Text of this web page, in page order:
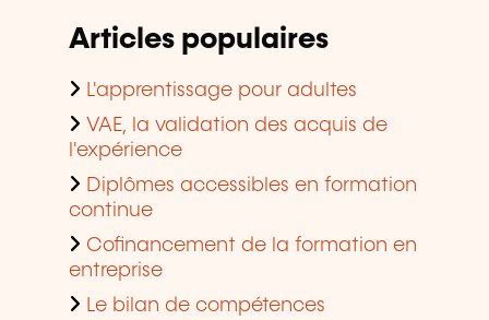
Articles populaires
L'apprentissage pour adultes
VAE, la validation des acquis de
l'expérience
Diplômes accessibles en formation
continue
Cofinancement de la formation en
entreprise
Le bilan de compétences